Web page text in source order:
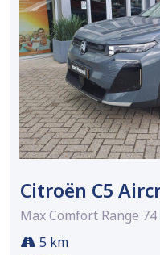
Citroën C5
Max Comfort Range
5 km